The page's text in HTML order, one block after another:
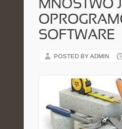
MNÓSTWO
SOFTWARE
POSTED BY ADMIN